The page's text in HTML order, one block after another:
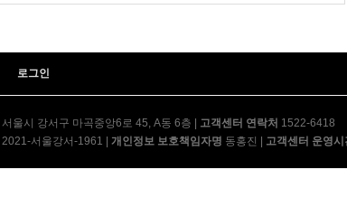
로그인
서울시 강서구 마곡중앙6로 45, A동 6층 고객센터 연락처 1522-6418
2021-서울강서-1961 개인정보 보호책임자명 동홍진 고객센터 운영시